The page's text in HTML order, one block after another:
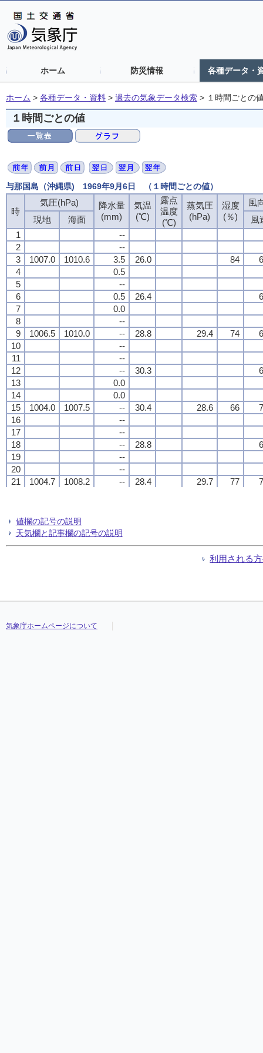
ホーム 防災情報 各種データ・
ホーム > 各種データ・資料 > 過去の気象データ検索 > １時間ごとの
１時間ごとの値
与那国島（沖縄県) 1969年9月6日 （１時間ごとの値）
時
気圧(hPa)
降水量
(mm)
気温
(℃)
露点
温度
(℃)
蒸気圧
(hPa)
湿度
(％)
風
現地
海面
風
1
--
2
--
3
1007.0 1010.6 3.5 26.0 84
4
0.5
5
--
6
0.5 26.4
7
0.0
8
--
9
1006.5 1010.0 -- 28.8 29.4 74
10
--
11
--
12
-- 30.3
13
0.0
14
0.0
15
1004.0 1007.5 -- 30.4 28.6 66
16
--
17
--
18
-- 28.8
19
--
20
--
21
1004.7 1008.2 -- 28.4 29.7 77
24
時
気圧(hPa)
降水量
(mm)
気温
(℃)
露点
温度
(℃)
蒸気圧
(hPa)
湿度
(％)
風
現地
海面
風
1
--
2
--
3
1007.0 1010.6 3.5 26.0 84
4
0.5
5
--
6
0.5 26.4
7
0.0
8
--
9
1006.5 1010.0 -- 28.8 29.4 74
10
--
11
--
12
-- 30.3
13
0.0
14
0.0
15
1004.0 1007.5 -- 30.4 28.6 66
16
--
17
--
18
-- 28.8
19
--
20
--
21
1004.7 1008.2 -- 28.4 29.7 77
24
時
気圧(hPa)
降水量
(mm)
気温
(℃)
露点
温度
(℃)
蒸気圧
(hPa)
湿度
(％)
風
現地
海面
風
1
--
2
--
3
1007.0 1010.6 3.5 26.0 84
4
0.5
5
--
6
0.5 26.4
7
0.0
8
--
9
1006.5 1010.0 -- 28.8 29.4 74
10
--
11
--
12
-- 30.3
13
0.0
14
0.0
15
1004.0 1007.5 -- 30.4 28.6 66
16
--
17
--
18
-- 28.8
19
--
20
--
21
1004.7 1008.2 -- 28.4 29.7 77
24
時
気圧(hPa)
降水量
(mm)
気温
(℃)
露点
温度
(℃)
蒸気圧
(hPa)
湿度
(％)
風
現地
海面
風
1
--
2
--
3
1007.0 1010.6 3.5 26.0 84
4
0.5
5
--
6
0.5 26.4
7
0.0
8
--
9
1006.5 1010.0 -- 28.8 29.4 74
10
--
11
--
12
-- 30.3
13
0.0
14
0.0
15
1004.0 1007.5 -- 30.4 28.6 66
16
--
17
--
18
-- 28.8
19
--
20
--
21
1004.7 1008.2 -- 28.4 29.7 77
24
値欄の記号の説明
天気欄と記事欄の記号の説明
利用される
気象庁ホームページについて